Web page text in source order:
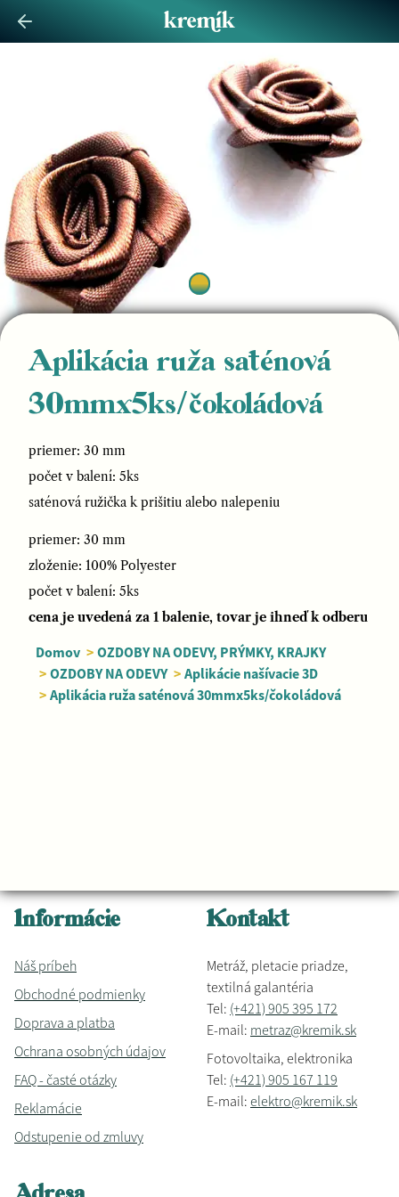
Aplikácia ruža saténová
30mmx5ks/čokoládová
priemer: 30 mm
počet v balení: 5ks
saténová ružička k prišitiu alebo nalepeniu
priemer: 30 mm
zloženie: 100% Polyester
počet v balení: 5ks
cena je uvedená za 1 balenie, tovar je ihneď k odberu
Domov > OZDOBY NA ODEVY, PRÝMKY, KRAJKY
> OZDOBY NA ODEVY > Aplikácie našívacie 3D
> Aplikácia ruža saténová 30mmx5ks/čokoládová
Informácie
Náš príbeh
Obchodné podmienky
Doprava a platba
Ochrana osobných údajov
FAQ - časté otázky
Reklamácie
Odstupenie od zmluvy
Kontakt
Metráž, pletacie priadze,
textilná galantéria
Tel: (+421) 905 395 172
E-mail: metraz@kremik.sk
Fotovoltaika, elektronika
Tel: (+421) 905 167 119
E-mail: elektro@kremik.sk